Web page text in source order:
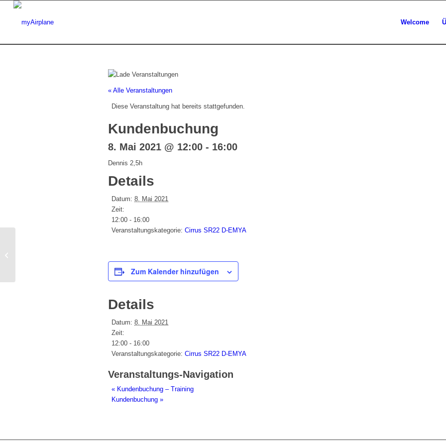
Welcome
« Alle Veranstaltungen
Diese Veranstaltung hat bereits stattgefunden.
Kundenbuchung
8. Mai 2021 @ 12:00 - 16:00
Dennis 2,5h
Details
Datum: 8. Mai 2021
Zeit:
12:00 - 16:00
Veranstaltungskategorie: Cirrus SR22 D-EMYA
Zum Kalender hinzufügen
Details
Datum: 8. Mai 2021
Zeit:
12:00 - 16:00
Veranstaltungskategorie: Cirrus SR22 D-EMYA
Veranstaltungs-Navigation
« Kundenbuchung – Training
Kundenbuchung »